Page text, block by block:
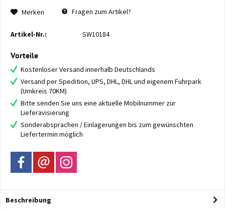
Merken Fragen zum Artikel?
Artikel-Nr.: SW10184
Vorteile
Kostenloser Versand innerhalb Deutschlands
Versand per Spedition, UPS, DHL, DHL und eigenem Fuhrpark
(Umkreis 70KM)
Bitte senden Sie uns eine aktuelle Mobilnummer zur
Lieferavisierung
Sonderabsprachen / Einlagerungen bis zum gewünschten
Liefertermin möglich
Beschreibung